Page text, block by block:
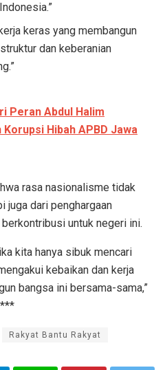
keras yang membangun
dan keberanian
Peran Abdul Halim
Hibah APBD Jawa
rasa nasionalisme tidak
juga dari penghargaan
untuk negeri ini.
kita hanya sibuk mencari
kebaikan dan kerja
bangsa ini bersama-sama,”
Rakyat Bantu Rakyat